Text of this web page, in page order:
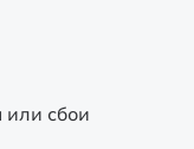
сбои